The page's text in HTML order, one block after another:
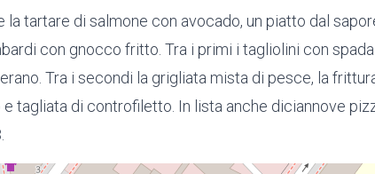
tartare di salmone con avocado, un piatto dal
con gnocco fritto. Tra i primi i tagliolini con
Tra i secondi la grigliata mista di pesce, la
tagliata di controfiletto. In lista anche diciannove